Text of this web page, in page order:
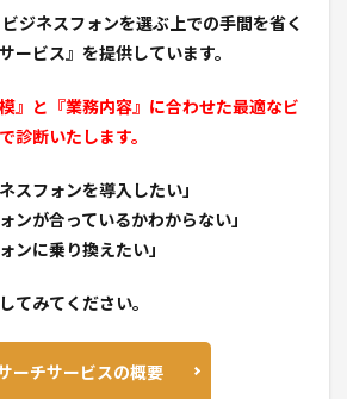
ジネスフォンを選ぶ上での手間を省く
ービス』を提供しています。
』と『業務内容』に合わせた最適なビ
診断いたします。
スフォンを導入したい」
ンが合っているかわからない」
ンに乗り換えたい」
てみてください。
ーチサービスの概要